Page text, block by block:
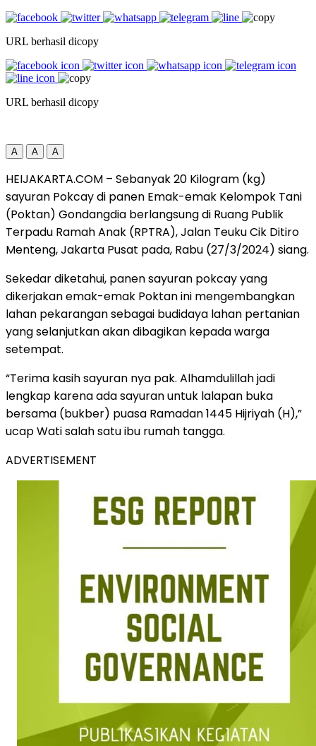
URL berhasil dicopy
URL berhasil dicopy
A A A
HEIJAKARTA.COM – Sebanyak 20 Kilogram (kg)
sayuran Pokcay di panen Emak-emak Kelompok Tani
(Poktan) Gondangdia berlangsung di Ruang Publik
Terpadu Ramah Anak (RPTRA), Jalan Teuku Cik Ditiro
Menteng, Jakarta Pusat pada, Rabu (27/3/2024) siang.
Sekedar diketahui, panen sayuran pokcay yang
dikerjakan emak-emak Poktan ini mengembangkan
lahan pekarangan sebagai budidaya lahan pertanian
yang selanjutkan akan dibagikan kepada warga
setempat.
“Terima kasih sayuran nya pak. Alhamdulillah jadi
lengkap karena ada sayuran untuk lalapan buka
bersama (bukber) puasa Ramadan 1445 Hijriyah (H),”
ucap Wati salah satu ibu rumah tangga.
ADVERTISEMENT